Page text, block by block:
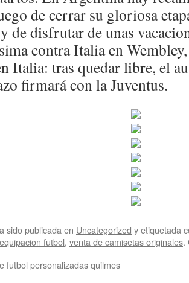
de cerrar su gloriosa
de disfrutar de unas
contra Italia en
Italia: tras quedar libre, el
firmará con la Juventus.
sido publicada en Uncategorized y etiquetada
futbol, venta de camisetas originales.
futbol personalizadas quilmes